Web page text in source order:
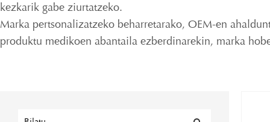
kezkarik gabe ziurtatzeko.
Marka pertsonalizatzeko beharretarako, OEM-en
produktu medikoen abantaila ezberdinarekin, marka